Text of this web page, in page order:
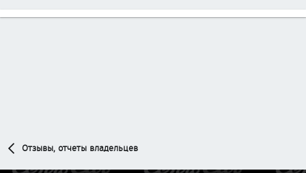
Отзывы, отчеты владельцев